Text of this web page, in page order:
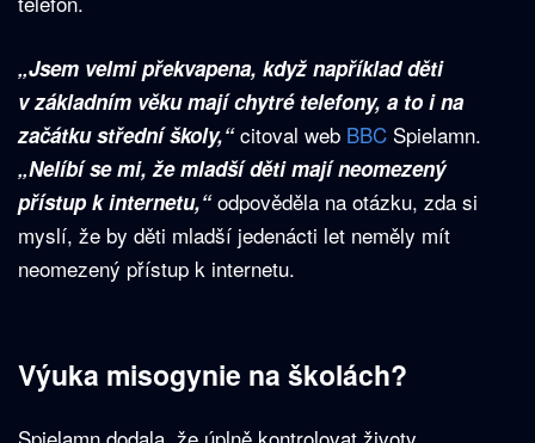
„Jsem velmi překvapena, když například děti
v základním věku mají chytré telefony, a to i na
začátku střední školy,“citoval web BBC Spielamn.
„Nelíbí se mi, že mladší děti mají neomezený
přístup k internetu,“odpověděla na otázku, zda si
myslí, že by děti mladší jedenácti let neměly mít
neomezený přístup k internetu.
Výuka misogynie na školách?